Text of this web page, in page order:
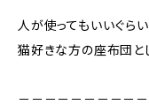
人が使ってもいいぐらい
猫好きな方の座布団と
－－－－－－－－－